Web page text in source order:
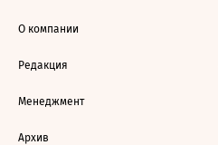
О компании
Редакция
Менеджмент
Архив